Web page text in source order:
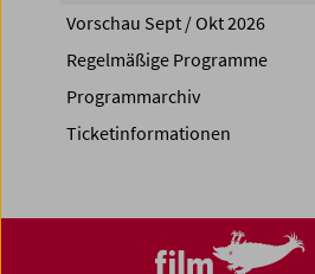
Vorschau Sept / Okt 2026
Regelmäßige Programme
Programmarchiv
Ticketinformationen